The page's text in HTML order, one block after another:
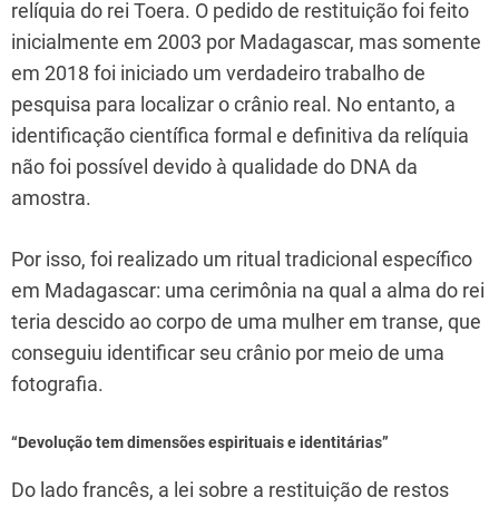
relíquia do rei Toera. O pedido de restituição foi feito
inicialmente em 2003 por Madagascar, mas somente
em 2018 foi iniciado um verdadeiro trabalho de
pesquisa para localizar o crânio real. No entanto, a
identificação científica formal e definitiva da relíquia
não foi possível devido à qualidade do DNA da
amostra.
Por isso, foi realizado um ritual tradicional específico
em Madagascar: uma cerimônia na qual a alma do rei
teria descido ao corpo de uma mulher em transe, que
conseguiu identificar seu crânio por meio de uma
fotografia.
“Devolução tem dimensões espirituais e identitárias”
Do lado francês, a lei sobre a restituição de restos